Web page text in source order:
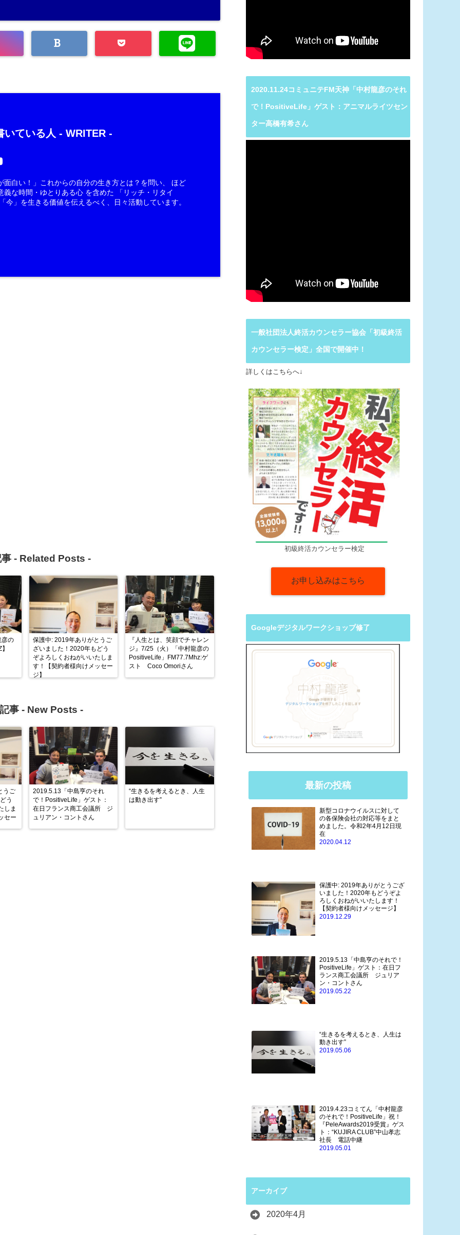
いている人 - WRITER -
面白い！」これからの自分の生き方とは？を問い、 ほど
義な時間・ゆとりある心 を含めた 「リッチ・リタイ
今」を生きる価値を伝えるべく、日々活動しています。
- Related Posts -
彦の
保護中: 2019年ありがとうご
ざいました！2020年もどう
ぞよろしくおねがいいたしま
す！【契約者様向けメッセー
ジ】
『人生とは、笑顔でチャレン
ジ』7/25（火）「中村龍彦の
PositiveLife」FM77.7Mhz:ゲ
スト Coco Omoriさん
事 - New Posts -
うご
う
しま
セー
2019.5.13「中島亨のそれ
で！PositiveLife」ゲスト：
在日フランス商工会議所 ジ
ュリアン・コントさん
“生きるを考えるとき、人生
は動き出す”
2020.11.24コミュニテFM天神「中村龍彦のそれ
で！PositiveLife」ゲスト：アニマルライツセン
ター高橋有希さん
一般社団法人終活カウンセラー協会「初級終活
カウンセラー検定」全国で開催中！
詳しくはこちらへ↓
初級終活カウンセラー検定
お申し込みはこちら
Googleデジタルワークショップ修了
最新の投稿
新型コロナウイルスに対して
の各保険会社の対応等をまと
めました。令和2年4月12日現
在
2020.04.12
保護中: 2019年ありがとうござ
いました！2020年もどうぞよ
ろしくおねがいいたします！
【契約者様向けメッセージ】
2019.12.29
2019.5.13「中島亨のそれで！
PositiveLife」ゲスト：在日フ
ランス商工会議所 ジュリア
ン・コントさん
2019.05.22
“生きるを考えるとき、人生は
動き出す”
2019.05.06
2019.4.23コミてん「中村龍彦
のそれで！PositiveLife」祝！
『PeleAwards2019受賞』ゲス
ト：“KUJIRA CLUB”中山孝志
社長 電話中継
2019.05.01
アーカイブ
2020年4月